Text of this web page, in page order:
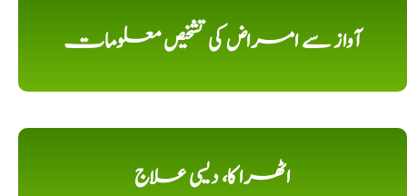
آواز سے امراض کی تشخیص معلومات
اٹھرا کا، دیسی علاج